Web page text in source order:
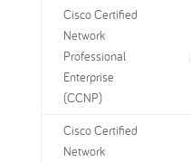
Cisco Certified
Network
Professional
Enterprise
(CCNP)
Cisco Certified
Network